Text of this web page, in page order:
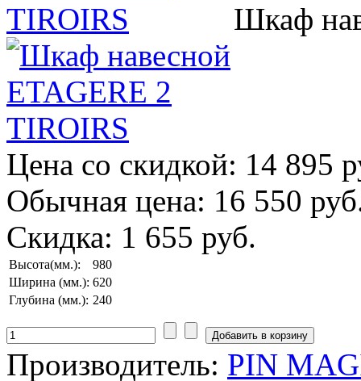
Шкаф
Цена со скидкой: 14 895
Обычная цена: 16 550
Скидка: 1 655 руб.
Высота(мм.):
980
Ширина (мм.): 620
Глубина (мм.): 240
Производитель: PIN